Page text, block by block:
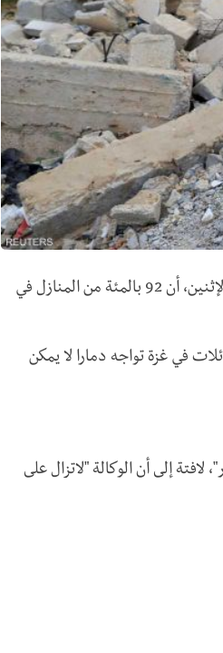
أفادت وكالة الأمم المتحدة لغوث وتشغيل اللاجئين الفلسطينيين (أونروا)، الإثنين، أن 92 بالمئة من المنازل في
في غزة تواجه دمارا لا يمكن
إلى أن الوكالة "لاتزال على